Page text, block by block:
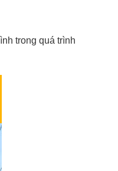
trong quá trình